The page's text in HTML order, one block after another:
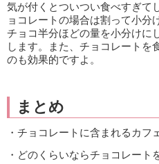
気が付くとついつい食べすぎて
ョコレートの場合は割って小分
チョコ半分ほどの量を小分けに
します。また、チョコレートを
のも効果的ですよ。
まとめ
・チョコレートに含まれるカフ
・どのくらいならチョコレート